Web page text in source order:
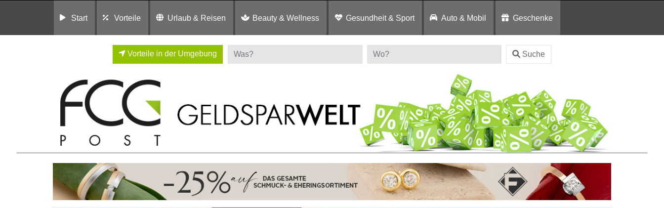
Start Vorteile Urlaub & Reisen Beauty & Wellness Gesundheit & Sport Auto & Mobil Geschenke
Vorteile in der Umgebung Suche